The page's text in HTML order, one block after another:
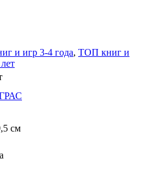
и игр 3-4 года, ТОП книг и
см